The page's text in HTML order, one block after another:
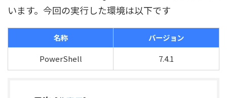
います。今回の実行した環境は以下です
名称
バージョン
PowerShell
7.4.1